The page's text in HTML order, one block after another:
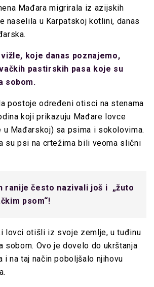
Mađara migrirala iz azijskih
naselila u Karpatskoj kotlini, danas
koje danas poznajemo,
pastirskih pasa koje su
sobom.
postoje određeni otisci na stenama
koji prikazuju Mađare lovce
Mađarskoj) sa psima i sokolovima.
su psi na crtežima bili veoma slični
ranije često nazivali još i „žuto
psom“!
lovci otišli ​​iz svoje zemlje, u tuđinu
sobom. Ovo je dovelo do ukrštanja
i na taj način poboljšalo njihovu